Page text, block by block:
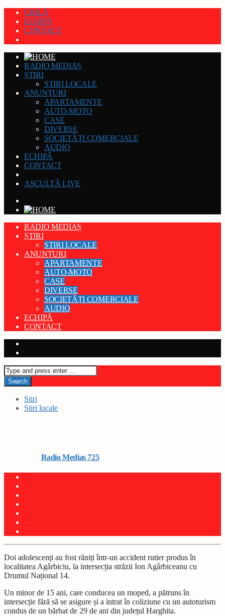
GRILĂ
ECHIPĂ
CONTACT
RADIO MEDIAȘ
ȘTIRI
STIRI LOCALE
ANUNȚURI
APARTAMENTE
AUTO-MOTO
CASE
DIVERSE
SOCIETĂȚI COMERCIALE
AUDIO
ECHIPĂ
CONTACT
ASCULTĂ LIVE
RADIO MEDIAȘ
ȘTIRI
STIRI LOCALE
ANUNȚURI
APARTAMENTE
AUTO-MOTO
CASE
DIVERSE
SOCIETĂȚI COMERCIALE
AUDIO
ECHIPĂ
CONTACT
Stiri
Stiri locale
Radio Medias 725on 18 mai 2026
Doi adolescenți au fost răniți într-un accident rutier produs în
localitatea Agârbiciu, la intersecția străzii Ion Agârbiceanu cu
Drumul Național 14.
Un minor de 15 ani, care conducea un moped, a pătruns în
intersecție fără să se asigure și a intrat în coliziune cu un autoturism
condus de un bărbat de 29 de ani din județul Harghita.